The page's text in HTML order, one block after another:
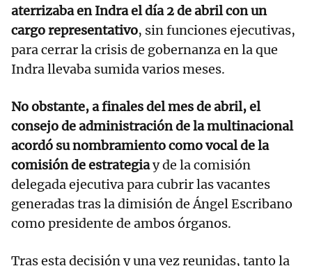
aterrizaba en Indra el día 2 de abril con un
cargo representativo, sin funciones ejecutivas,
para cerrar la crisis de gobernanza en la que
Indra llevaba sumida varios meses.
No obstante, a finales del mes de abril, el
consejo de administración de la multinacional
acordó su nombramiento como vocal de la
comisión de estrategiay de la comisión
delegada ejecutiva para cubrir las vacantes
generadas tras la dimisión de Ángel Escribano
como presidente de ambos órganos.
Tras esta decisión y una vez reunidas, tanto la